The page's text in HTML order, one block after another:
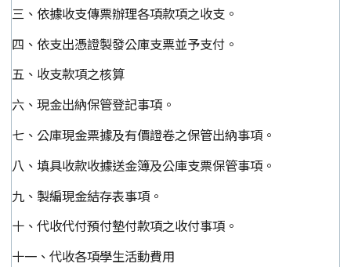
三、依據收支傳票辦理各項款項之收支。
四、依支出憑證製發公庫支票並予支付。
五、收支款項之核算
六、現金出納保管登記事項。
七、公庫現金票據及有價證卷之保管出納事項。
八、填具收款收據送金簿及公庫支票保管事項。
九、製編現金結存表事項。
十、代收代付預付墊付款項之收付事項。
十一、代收各項學生活動費用